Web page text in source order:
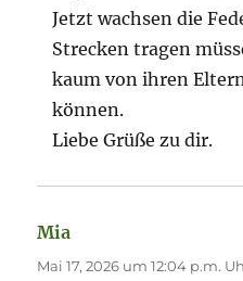
Jetzt wachsen die
Strecken tragen
kaum von ihren
können.
Liebe Grüße zu dir.
Mia
Mai 17, 2026 um 12:04 p.m.